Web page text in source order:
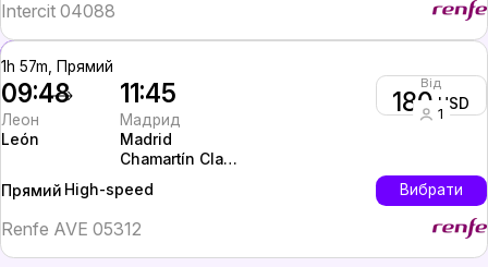
Intercit 04088
1h 57m, Прямий
09:48
Леон
León
11:45
Мадрид
Madrid
Chamartín Clara
Від
180 USD
1
Прямий High-speed Вибрати
Renfe AVE 05312